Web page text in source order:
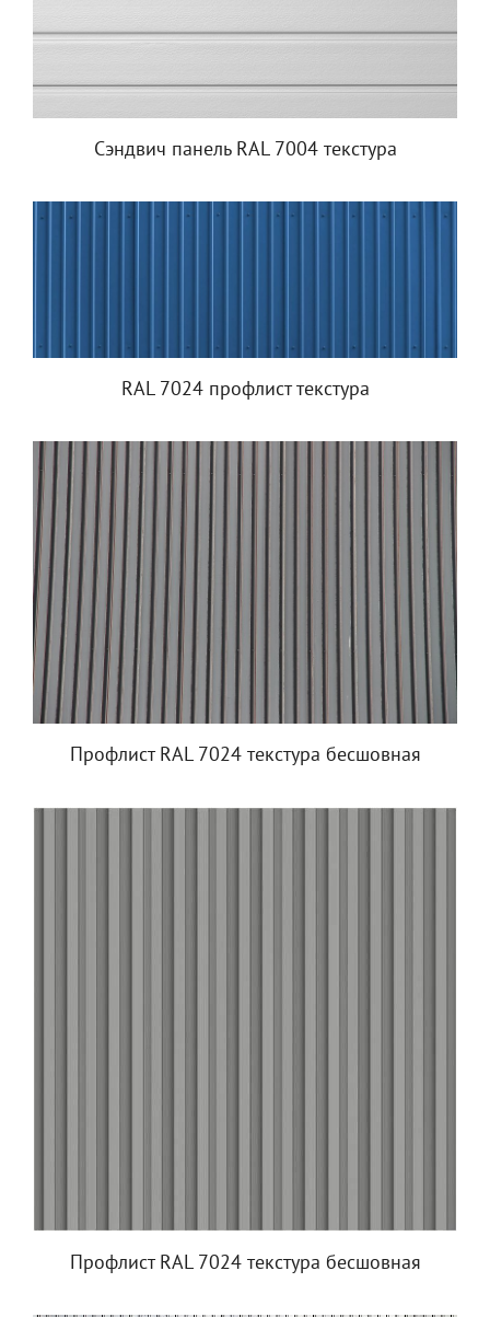
Сэндвич панель RAL 7004 текстура
RAL 7024 профлист текстура
Профлист RAL 7024 текстура бесшовная
Профлист RAL 7024 текстура бесшовная